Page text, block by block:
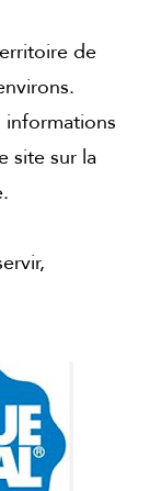
de
site sur la